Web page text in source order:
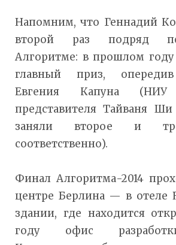
Напомним, что Геннадий
второй раз подряд
Алгоритме: в прошлом
главный приз,
Евгения Капуна
представителя Тайваня
заняли второе и
соответственно).
Финал Алгоритма-2014
центре Берлина — в отеле
здании, где находится
году офис